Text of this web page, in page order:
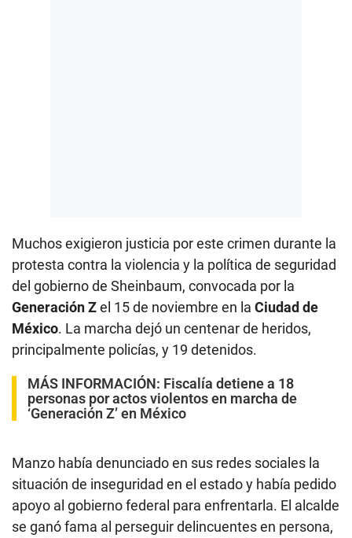
Muchos exigieron justicia por este crimen durante la
protesta contra la violencia y la política de seguridad
del gobierno de Sheinbaum, convocada por la
Generación Zel 15 de noviembre en la Ciudad de
México. La marcha dejó un centenar de heridos,
principalmente policías, y 19 detenidos.
MÁS INFORMACIÓN: Fiscalía detiene a 18
personas por actos violentos en marcha de
‘Generación Z’ en México
Manzo había denunciado en sus redes sociales la
situación de inseguridad en el estado y había pedido
apoyo al gobierno federal para enfrentarla. El alcalde
se ganó fama al perseguir delincuentes en persona,